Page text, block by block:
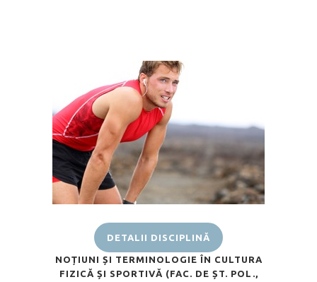
DETALII DISCIPLINĂ
NOȚIUNI ȘI TERMINOLOGIE ÎN CULTURA
FIZICĂ ȘI SPORTIVĂ (FAC. DE ȘT. POL.,